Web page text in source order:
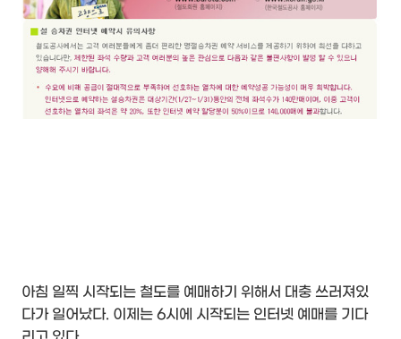
아침 일찍 시작되는 철도를 예매하기 위해서 대충 쓰러져있
다가 일어났다. 이제는 6시에 시작되는 인터넷 예매를 기다